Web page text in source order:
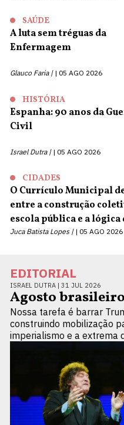
SAÚDE
A luta sem tréguas da
Enfermagem
Glauco Faria | 05 AGO 2026
HISTÓRIA
Espanha: 90 anos da
Civil
Israel Dutra | 05 AGO 2026
CIDADES
O Currículo Municipal
entre a construção
escola pública e a lógica
terceirização
Juca Batista Lopes | 05 AGO 2026
EDITORIAL
ISRAEL DUTRA | 31 JUL 2026
Agosto brasileiro
Nossa tarefa é barrar
construindo mobilização
imperialismo e a extrema